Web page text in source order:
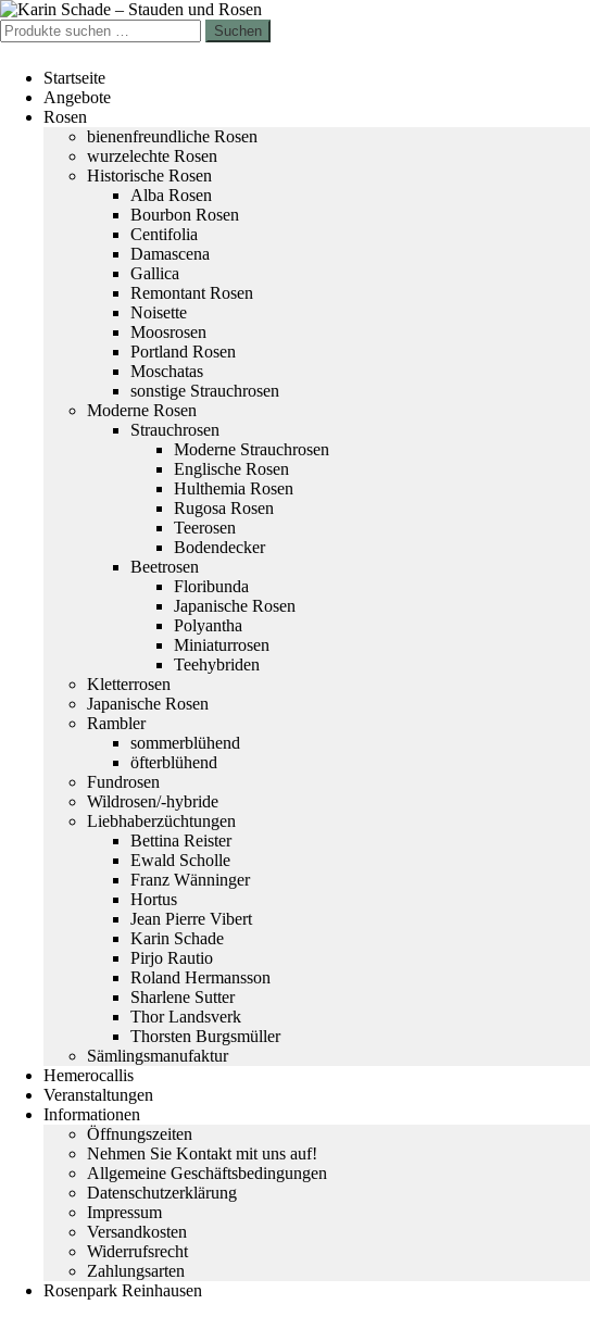
Zur
Navigation
springen
Zum
Inhalt
springen
Suchen
nach:
Suchen
Startseite
Angebote
Rosen
bienenfreundliche Rosen
wurzelechte Rosen
Historische Rosen
Alba Rosen
Bourbon Rosen
Centifolia
Damascena
Gallica
Remontant Rosen
Noisette
Moosrosen
Portland Rosen
Moschatas
sonstige Strauchrosen
Moderne Rosen
Strauchrosen
Moderne Strauchrosen
Englische Rosen
Hulthemia Rosen
Rugosa Rosen
Teerosen
Bodendecker
Beetrosen
Floribunda
Japanische Rosen
Polyantha
Miniaturrosen
Teehybriden
Kletterrosen
Japanische Rosen
Rambler
sommerblühend
öfterblühend
Fundrosen
Wildrosen/-hybride
Liebhaberzüchtungen
Bettina Reister
Ewald Scholle
Franz Wänninger
Hortus
Jean Pierre Vibert
Karin Schade
Pirjo Rautio
Roland Hermansson
Sharlene Sutter
Thor Landsverk
Thorsten Burgsmüller
Sämlingsmanufaktur
Hemerocallis
Veranstaltungen
Informationen
Öffnungszeiten
Nehmen Sie Kontakt mit uns auf!
Allgemeine Geschäftsbedingungen
Datenschutzerklärung
Impressum
Versandkosten
Widerrufsrecht
Zahlungsarten
Rosenpark Reinhausen